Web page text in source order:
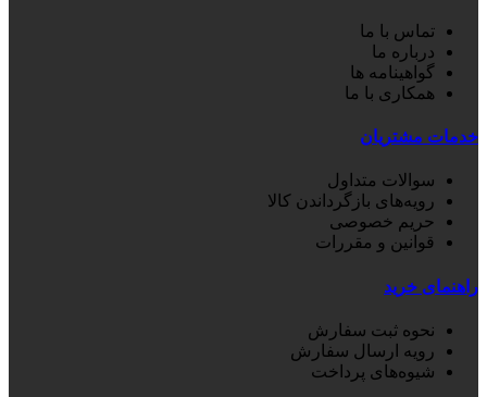
تماس با ما
درباره ما
گواهینامه ها
همکاری با ما
خدمات مشتریان
سوالات متداول
رویه‌های بازگرداندن کالا
حریم خصوصی
قوانین و مقررات
راهنمای خرید
نحوه ثبت سفارش
رویه ارسال سفارش
شیوه‌های پرداخت